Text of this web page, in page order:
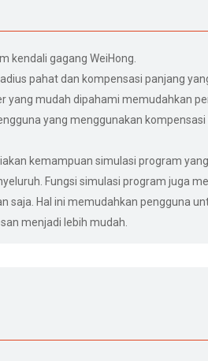
kendali gagang WeiHong.
pahat dan kompensasi panjang
mudah dipahami memudahkan
yang menggunakan
kemampuan simulasi program
Fungsi simulasi program juga
saja. Hal ini memudahkan pengguna
menjadi lebih mudah.